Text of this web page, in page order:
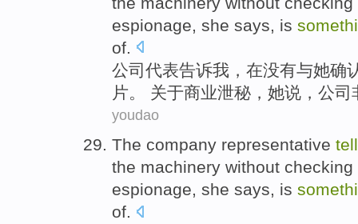
espionage, she says , is
of.
公司代表告诉我 ，在没有与她确
片。 关于商业泄秘， 她说 ，公司
youdao
The company representative
the machinery without checking
espionage, she says, is
of.